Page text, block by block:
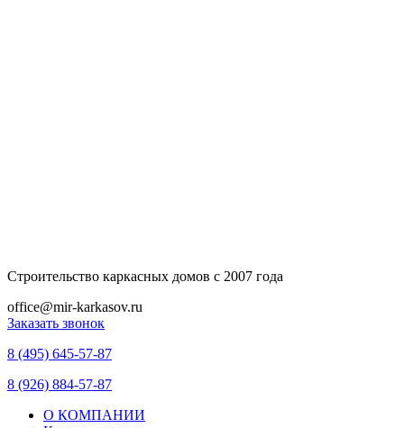
Строительство каркасных домов с 2007 года
office@mir-karkasov.ru
Заказать звонок
8 (495) 645-57-87
8 (926) 884-57-87
О КОМПАНИИ